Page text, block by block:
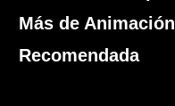
Más de Animación
Recomendada